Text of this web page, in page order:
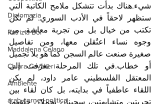
Diplomazia
Patrizia Boi
Maddalena Celano
Chiara Cavalieri
Ambiente
arab-corner-politica
ستظهر لاحقاً في الأدب السوري. لم تكن
تكتب من خيال بل من تجربة معاشة، من
صغيرة صنعت عالم السجن كما هو بلا تجميل
أو خطاب.في تلك المرحلة تعرّفت إلى
تجربتين متشابهتين، سجينان يحملان خلفهما